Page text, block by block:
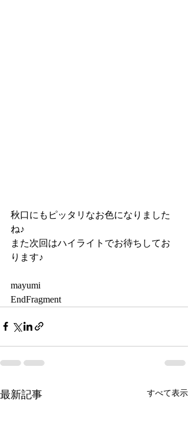
秋口にもピッタリなお色になりました
ね♪
また次回はハイライトでお待ちしてお
ります♪
mayumi
EndFragment
最新記事 すべて表示